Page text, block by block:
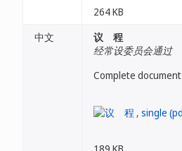
264 KB
中文
议 程
经常设委员会通过
Complete document